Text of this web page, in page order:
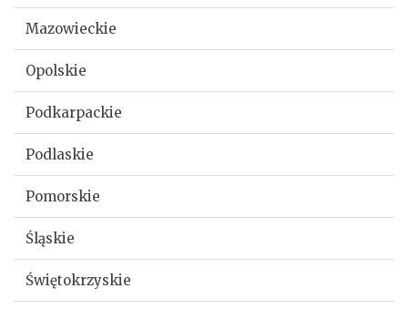
Mazowieckie
Opolskie
Podkarpackie
Podlaskie
Pomorskie
Śląskie
Świętokrzyskie